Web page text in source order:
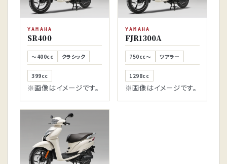
YAMAHA
SR400
～400cc クラシック
399cc
※画像はイメージです。
YAMAHA
FJR1300A
750cc～ ツアラー
1298cc
※画像はイメージです。